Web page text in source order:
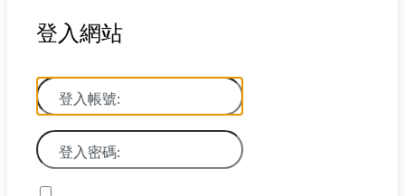
登入網站
登入帳號:
登入密碼: